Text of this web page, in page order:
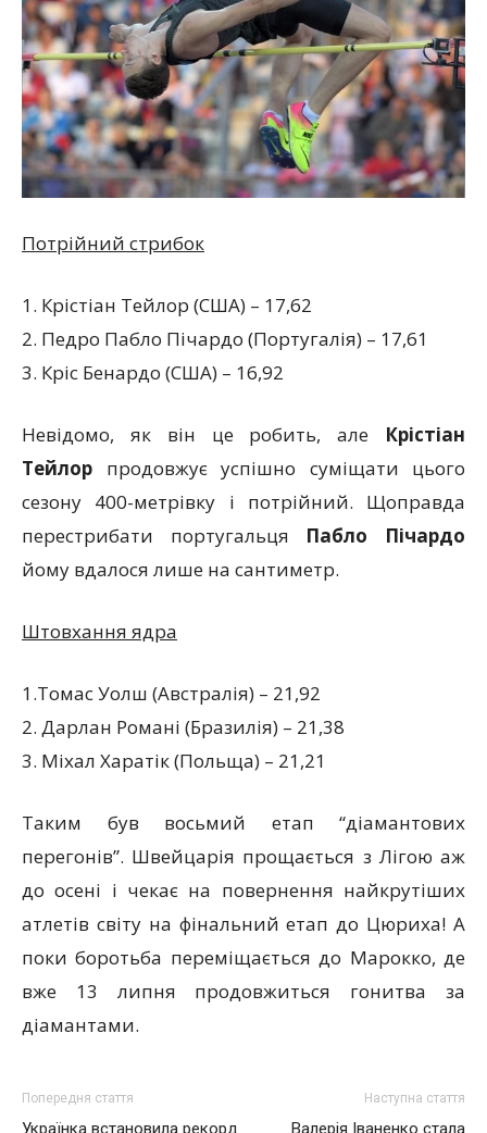
Потрійний стрибок
1. Крістіан Тейлор (США) – 17,62
2. Педро Пабло Пічардо (Португалія) – 17,61
3. Кріс Бенардо (США) – 16,92
Невідомо, як він це робить, але Крістіан
Тейлор продовжує успішно суміщати цього
сезону 400-метрівку і потрійний. Щоправда
перестрибати португальця Пабло Пічардо
йому вдалося лише на сантиметр.
Штовхання ядра
1.Томас Уолш (Австралія) – 21,92
2. Дарлан Романі (Бразилія) – 21,38
3. Міхал Харатік (Польща) – 21,21
Таким був восьмий етап “діамантових
перегонів”. Швейцарія прощається з Лігою аж
до осені і чекає на повернення найкрутіших
атлетів світу на фінальний етап до Цюриха! А
поки боротьба переміщається до Марокко, де
вже 13 липня продовжиться гонитва за
діамантами.
Попередня стаття
Українка встановила рекорд
Наступна стаття
Валерія Іваненко стала